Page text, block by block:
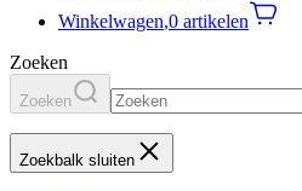
Winkelwagen,0 artikelen
Zoeken
Zoeken
Zoekbalk sluiten